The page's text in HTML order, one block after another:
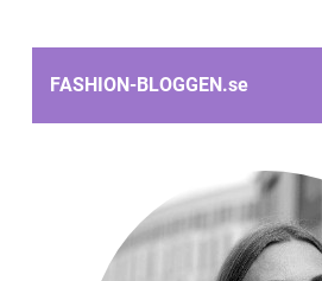
FASHION-BLOGGEN.se